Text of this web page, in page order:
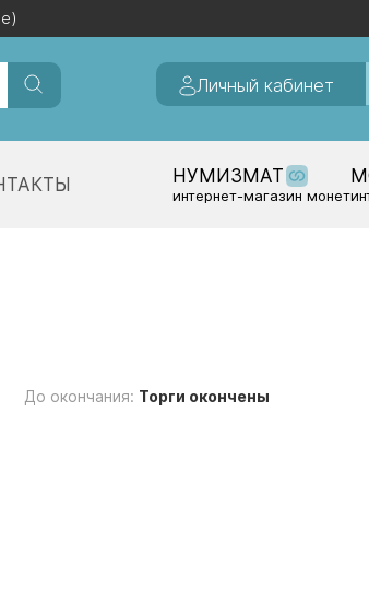
Личный кабинет
НУМИЗМАТ
интернет-магазин монет
До окончания: Торги окончены